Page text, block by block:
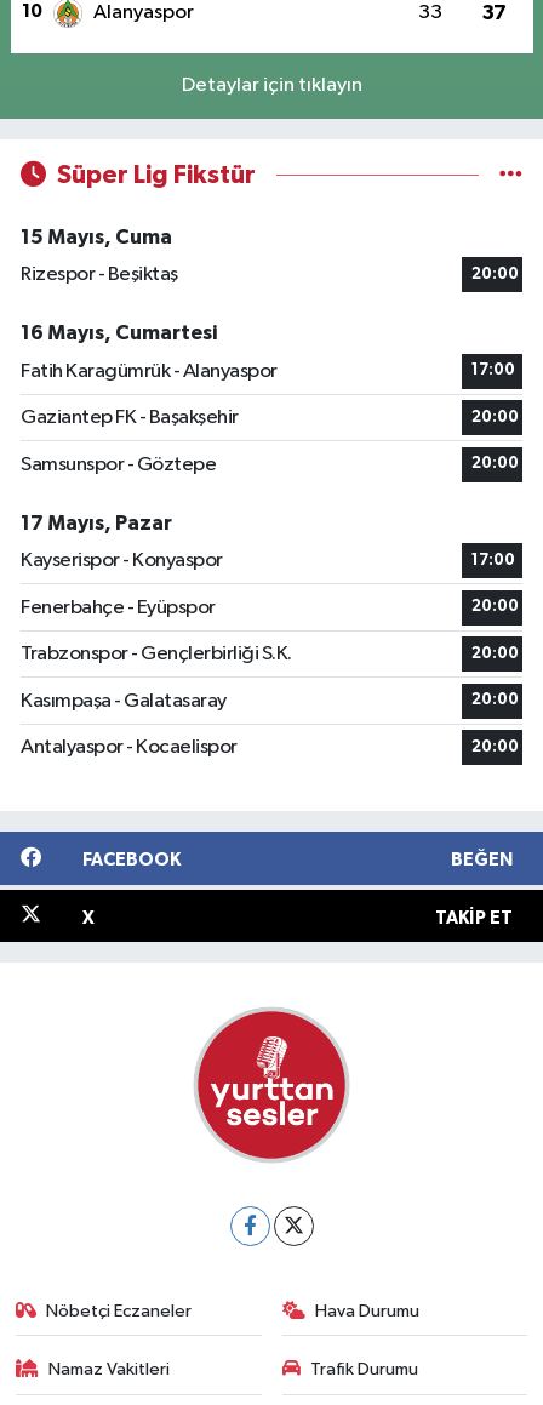
10 Alanyaspor 33 37
Detaylar için tıklayın
Süper Lig Fikstür
15 Mayıs, Cuma
Rizespor - Beşiktaş
20:00
16 Mayıs, Cumartesi
Fatih Karagümrük - Alanyaspor
17:00
Gaziantep FK - Başakşehir 20:00
Samsunspor - Göztepe 20:00
17 Mayıs, Pazar
Kayserispor - Konyaspor
17:00
Fenerbahçe - Eyüpspor 20:00
Trabzonspor - Gençlerbirliği S.K. 20:00
Kasımpaşa - Galatasaray 20:00
Antalyaspor - Kocaelispor 20:00
FACEBOOK BEĞEN
X TAKIP ET
Nöbetçi Eczaneler Hava Durumu
Namaz Vakitleri Trafik Durumu